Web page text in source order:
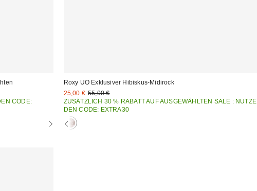
CODE:
Roxy UO Exklusiver Hibiskus-Midirock
Sale
Preis:
25,00 € Original
Preis:
55,00 €
ZUSÄTZLICH 30 % RABATT AUF AUSGEWÄHLTEN SALE : NUTZE
DEN CODE: EXTRA30